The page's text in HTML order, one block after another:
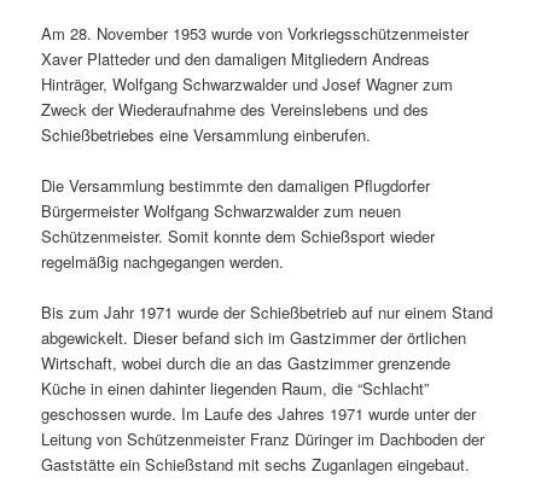
Am 28. November 1953 wurde von Vorkriegsschützenmeister
Xaver Platteder und den damaligen Mitgliedern Andreas
Hinträger, Wolfgang Schwarzwalder und Josef Wagner zum
Zweck der Wiederaufnahme des Vereinslebens und des
Schießbetriebes eine Versammlung einberufen.
Die Versammlung bestimmte den damaligen Pflugdorfer
Bürgermeister Wolfgang Schwarzwalder zum neuen
Schützenmeister. Somit konnte dem Schießsport wieder
regelmäßig nachgegangen werden.
Bis zum Jahr 1971 wurde der Schießbetrieb auf nur einem Stand
abgewickelt. Dieser befand sich im Gastzimmer der örtlichen
Wirtschaft, wobei durch die an das Gastzimmer grenzende
Küche in einen dahinter liegenden Raum, die “Schlacht”
geschossen wurde. Im Laufe des Jahres 1971 wurde unter der
Leitung von Schützenmeister Franz Düringer im Dachboden der
Gaststätte ein Schießstand mit sechs Zuganlagen eingebaut.